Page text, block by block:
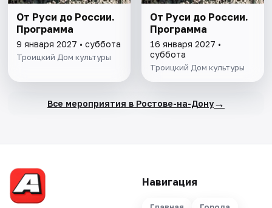
От Руси до России.
Программа
9 января 2027 • суббота
Троицкий Дом культуры
От Руси до России.
Программа
16 января 2027 •
суббота
Троицкий Дом культуры
Все мероприятия в Ростове-на-Дону→
Навигация